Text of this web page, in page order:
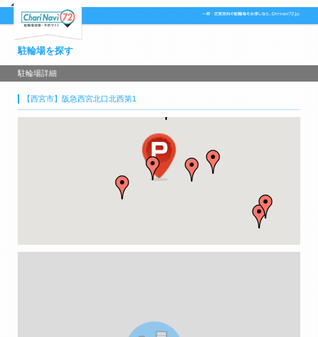
駐輪場を探す
駐輪場詳細
【西宮市】阪急西宮北口北西第1